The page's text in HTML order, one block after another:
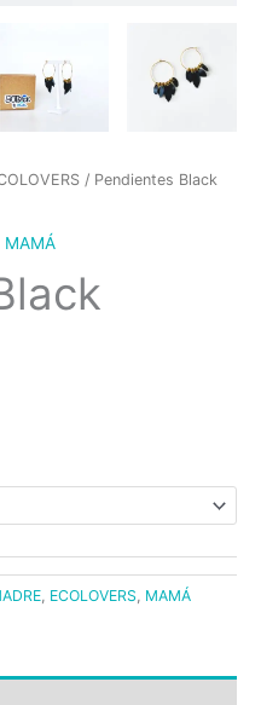
/ Pendientes Black
MAMÁ
, ECOLOVERS, MAMÁ